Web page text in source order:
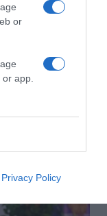
or
app.
Privacy Policy